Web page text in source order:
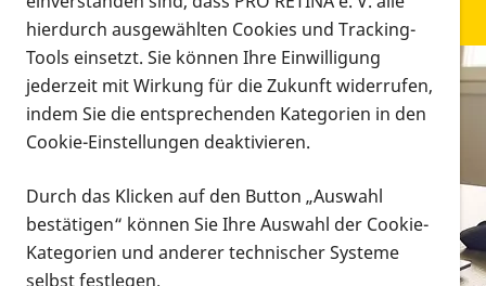
Infomaterial
Infomaterial
Vorlesen
Alle Infomaterialien in verschiedenen
Formaten an einem Ort
hierdurch ausgewählten Cookies und Tracking-
Tools einsetzt. Sie können Ihre Einwilligung
jederzeit mit Wirkung für die Zukunft widerrufen,
indem Sie die entsprechenden Kategorien in den
Cookie-Einstellungen deaktivieren.
Durch das Klicken auf den Button „Auswahl
bestätigen“ können Sie Ihre Auswahl der Cookie-
Kategorien und anderer technischer Systeme
selbst festlegen.